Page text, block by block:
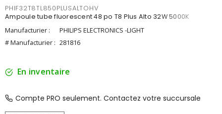
PHIF32T8TL850PLUSALTOHV
Ampoule tube fluorescent 48 po T8 Plus Alto 32W 5000K
Manufacturier :
PHILIPS ELECTRONICS -LIGHT
# Manufacturier : 281816
En inventaire
Compte PRO seulement. Contactez votre succursale